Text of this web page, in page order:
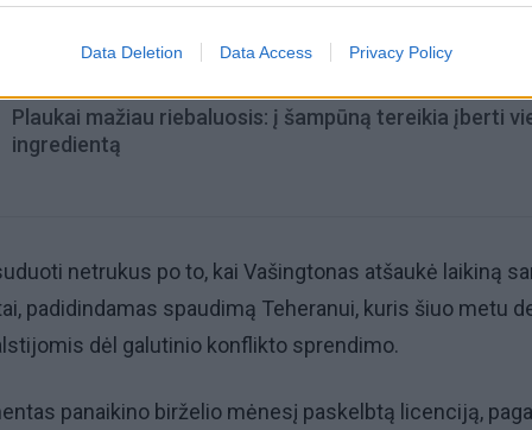
Data Deletion Data Access Privacy Policy
Aiškiaregės pranašystė: numatė katastrofišką karo
pabaigą Ukrainoje
Plaukai mažiau riebaluosis: į šampūną tereikia įberti
ingredientą
netrukus po to, kai Vašingtonas atšaukė laikiną
padidindamas spaudimą Teheranui, kuris šiuo metu
dėl galutinio konflikto sprendimo.
panaikino birželio mėnesį paskelbtą licenciją,